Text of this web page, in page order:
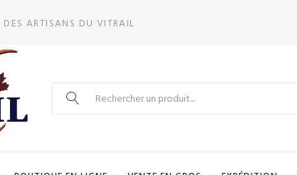
ARTISANS DU VITRAIL
Search